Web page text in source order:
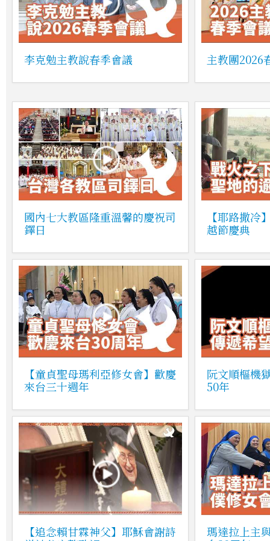
李克勉主教說春季會議 主教團2026
國內七大教區隆重溫馨的慶祝司
鐸日
【耶路撒冷
越節慶典
【童貞聖母瑪利亞修女會】歡慶
來台三十週年
阮文順樞機
50年
【追念賴甘霖神父】耶穌會謝詩
瑪達拉上主